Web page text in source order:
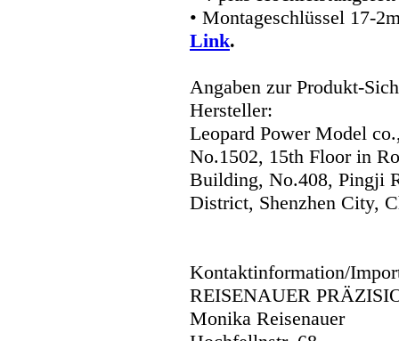
• Montageschlüssel 17-
Link.
Angaben zur Produkt-
Hersteller:
Leopard Power Model
No.1502, 15th Floor in
Building, No.408, Pingji
District, Shenzhen City,
Kontaktinformation/
REISENAUER
Monika Reisenauer